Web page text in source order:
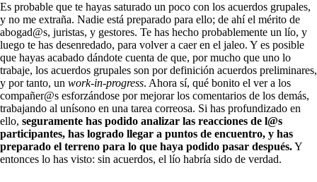
Es probable que te hayas saturado un poco con los acuerdos grupales,
y no me extraña. Nadie está preparado para ello; de ahí el mérito de
abogad@s, juristas, y gestores. Te has hecho probablemente un lío, y
luego te has desenredado, para volver a caer en el jaleo. Y es posible
que hayas acabado dándote cuenta de que, por mucho que uno lo
trabaje, los acuerdos grupales son por definición acuerdos preliminares,
y por tanto, un work-in-progress. Ahora sí, qué bonito el ver a los
compañer@s esforzándose por mejorar los comentarios de los demás,
trabajando al unísono en una tarea correosa. Si has profundizado en
ello, seguramente has podido analizar las reacciones de l@s
participantes, has logrado llegar a puntos de encuentro, y has
preparado el terreno para lo que haya podido pasar después.Y
entonces lo has visto: sin acuerdos, el lío habría sido de verdad.